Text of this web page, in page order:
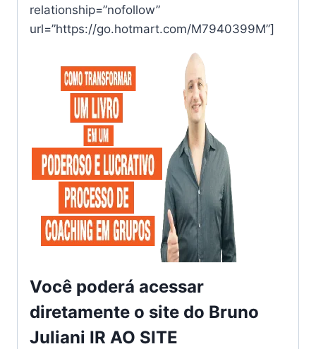
relationship=”nofollow”
url=”https://go.hotmart.com/M7940399M”]
Você poderá acessar
diretamente o site do Bruno
Juliani IR AO SITE